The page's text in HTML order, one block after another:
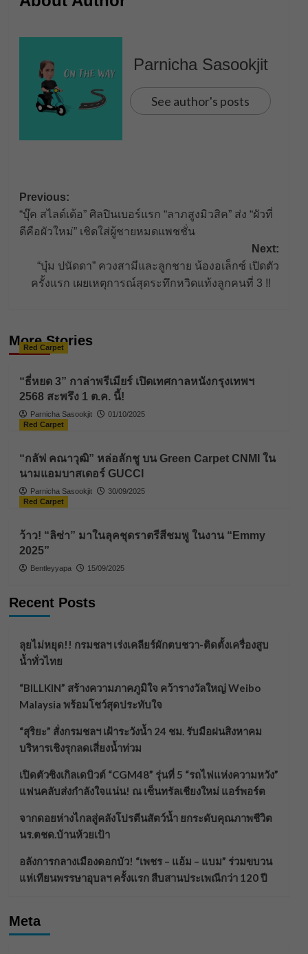
Parnicha Sasookjit
See author's posts
Post
navigation
Previous:
“บุ๊ค​ สไลด์เด้อ” ศิลปินเบอร์แรก​ “ลาภสูงมิวสิค” ส่ง​ “ผัวที่
ดีคือผัวใหม่” เชิดใส่ผู้ชายหมดแพชชั่น​​
Next:
“บุ๋ม ปนัดดา” ควงสามีและลูกชาย น้องอเล็กซ์ เปิดตัว
ครั้งแรก เผยเหตุการณ์สุดระทึกหวิดแท้งลูกคนที่ 3 !!
More Stories
Red Carpet
“ธี่หยด 3” กาล่าพรีเมียร์ เปิดเทศกาลหนังกรุงเทพฯ
2568 สะพรึง 1 ต.ค. นี้!
Parnicha Sasookjit
01/10/2025
Red Carpet
“กลัฟ คณาวุฒิ” หล่อลักชู บน Green Carpet CNMI ใน
นามแอมบาสเดอร์ GUCCI
Parnicha Sasookjit
30/09/2025
Red Carpet
ว้าว! “ลิซ่า” มาในลุคชุดราตรีสีชมพู ในงาน “Emmy
2025”
Bentleyyapa 15/09/2025
Recent Posts
ลุยไม่หยุด!! กรมชลฯ เร่งเคลียร์ผักตบชวา-ติดตั้งเครื่องสูบ
น้ำทั่วไทย
“BILLKIN” สร้างความภาคภูมิใจ คว้ารางวัลใหญ่ Weibo
Malaysia พร้อมโชว์สุดประทับใจ
“สุริยะ” สั่งกรมชลฯ เฝ้าระวังน้ำ 24 ชม. รับมือฝนสิงหาคม
บริหารเชิงรุกลดเสี่ยงน้ำท่วม
เปิดตัวซิงเกิลเดบิวต์ “CGM48” รุ่นที่ 5 “รถไฟแห่งความหวัง”
แฟนคลับส่งกำลังใจแน่น! ณ เซ็นทรัลเชียงใหม่ แอร์พอร์ต
จากดอยห่างไกลสู่คลังโปรตีนสัตว์น้ำ ยกระดับคุณภาพชีวิต
นร.ตชด.บ้านห้วยเป้า
อลังการกลางเมืองดอกบัว! “เพชร – แอ้ม – แบม” ร่วมขบวน
แห่เทียนพรรษาอุบลฯ ครั้งแรก สืบสานประเพณีกว่า 120 ปี
Meta